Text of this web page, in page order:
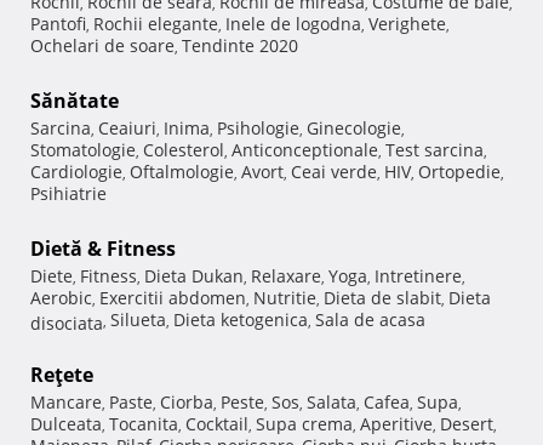
Pantofi, Rochii elegante, Inele de logodna, Verighete,
Ochelari de soare, Tendinte 2020
Sănătate
Sarcina, Ceaiuri, Inima, Psihologie, Ginecologie,
Stomatologie, Colesterol, Anticonceptionale, Test sarcina,
Cardiologie, Oftalmologie, Avort, Ceai verde, HIV, Ortopedie,
Psihiatrie
Dietă & Fitness
Diete, Fitness, Dieta Dukan, Relaxare, Yoga, Intretinere,
Aerobic, Exercitii abdomen, Nutritie, Dieta de slabit, Dieta
disociata, Silueta, Dieta ketogenica, Sala de acasa
Reţete
Mancare, Paste, Ciorba, Peste, Sos, Salata, Cafea, Supa,
Dulceata, Tocanita, Cocktail, Supa crema, Aperitive, Desert,